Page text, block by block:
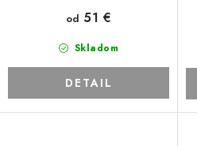
Skladom
od 51 €
DETAIL